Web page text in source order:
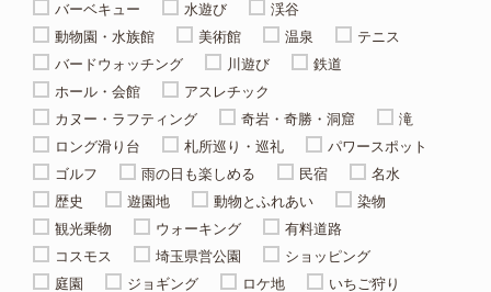
バーベキュー
水遊び
渓谷
動物園・水族館
美術館 温泉
テニス
バードウォッチング
川遊び
鉄道
ホール・会館
アスレチック
カヌー・ラフティング
奇岩・奇勝・洞窟
滝
ロング滑り台
札所巡り・巡礼
パワースポット
ゴルフ
雨の日も楽しめる 民宿
名水
歴史
遊園地 動物とふれあい
染物
観光乗物
ウォーキング
有料道路
コスモス
埼玉県営公園
ショッピング
庭園
ジョギング ロケ地
いちご狩り